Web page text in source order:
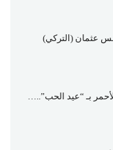
عثمان (التركي)
بـ “عيد الحب”..…